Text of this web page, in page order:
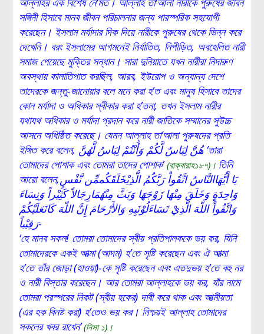
সঙ্গিনী হিসাবে মানব জীবন পরিচালনার জন্য পারস্পরিক সহযোগী
করেছেন। ইসলাম মর্যাদার দিক দিয়ে নারীকে পুরুষের থেকে ভিন্ন করে
দেখেনি। বরং ইসলামের আগমনেই নির্যাতিত, নিপীড়িত, অবহেলিত নারী
সমাজ পেয়েছে মুক্তির সন্ধান। সারা দুনিয়াতে যখন নারীরা নিদারুণ
অবস্থায় কালাতিপাত করছিল, আরব, ইউরোপ ও অন্যান্য দেশে
তাদেরকে জন্তু-জানোয়ার বলে মনে করা হ’ত এবং মানুষ হিসাবে তাদের
কোন মর্যাদা ও অধিকার স্বীকার করা হ’তনা, তখন ইসলাম নারীর
যথাযথ অধিকার ও মর্যাদা প্রদান করে নারী জাতিকে সম্মানের সুউচ্চ
আসনে অধিষ্ঠিত করেছে। যেমন আল্লাহ তা‘আলা পুরুষদের প্রতি
ইঙ্গিত করে বলেন, هُنَّ لِبَاسٌ لَّكُمْ وَأَنْتُمْ لِبَاسٌ لَّهُنَّ ‘তারা
তোমাদের পোশাক এবং তোমরা তাদের পোশাক’(বাক্বারাহ১৮৭) । তিনি
আরো বলেন,يَا أَيُّهَاالنَّاسُ اتَّقُواْ رَبَّكُمُ الَّذِيْخَلَقَكُممِّن نَّفْسٍ
وَاحِدَةٍ وَخَلَقَ مِنْهَا زَوْجَهَا وَبَثَّ مِنْهُمَارِجَالاً كَثِيْراً وَنِسَاءَ
وَاتَّقُواْ اللّهَ الَّذِيْ تَسَاءَلُوْنَبِهِ وَالأَرْحَامَ إِنَّ اللّهَ كَانَعَلَيْكُمْ
رَقِيْباً-
‘হে মানব সকল! তোমরা তোমাদের স্বীয় প্রতিপালককে ভয় কর, যিনি
তোমাদেরকে একই আত্মা (আদম) হ’তে সৃষ্টি করেছেন এবং ঐ আত্মা
হ’তে তাঁর জোড়া (হাওয়া)-কে সৃষ্টি করেছেন এবং এতদুভয় হ’তে বহু নর
ও নারী বিস্তার করেছেন। আর তোমরা আল্লাহকে ভয় কর, যাঁর নামে
তোমরা পরস্পরের নিকট (স্বীয় হকের) দাবী করে থাক এবং আত্মীয়তা
(এর হক বিনষ্ট করা) হ’তেও ভয় কর। নিশ্চয়ই আল্লাহ তোমাদের
সকলের খবর রাখেন’ (নিসা ১) ।